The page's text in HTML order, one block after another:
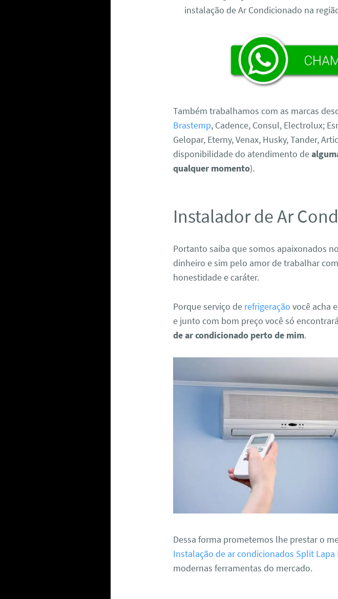
instalação de Ar Condicionado na
Também trabalhamos com as marcas
Brastemp, Cadence, Consul, Electrolux;
Gelopar, Eterny, Venax, Husky, Tander,
disponibilidade do atendimento de
qualquer momento).
Instalador de Ar
Portanto saiba que somos apaixonados
dinheiro e sim pelo amor de trabalhar
honestidade e caráter.
Porque serviço de refrigeração você acha
e junto com bom preço você só
de ar condicionado perto de mim.
Dessa forma prometemos lhe prestar o
Instalação de ar condicionados Split Lapa
modernas ferramentas do mercado.